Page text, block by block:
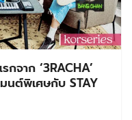
จาก ‘3RACHA’
นต์พิเศษกับ STAY